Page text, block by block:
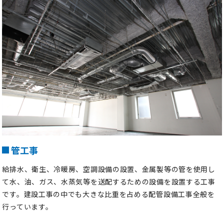
管工事
給排水、衛生、冷暖房、空調設備の設置、金属製等の管を使用し
て水、油、ガス、水蒸気等を送配するための設備を設置する工事
です。建設工事の中でも大きな比重を占める配管設備工事全般を
行っています。